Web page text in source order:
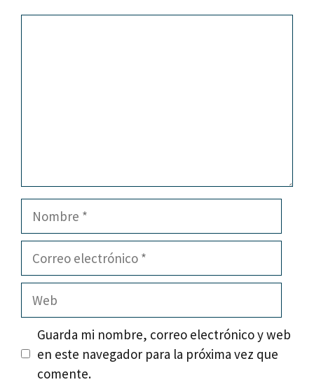
Nombre
Guarda mi nombre, correo electrónico y web
en este navegador para la próxima vez que
comente.